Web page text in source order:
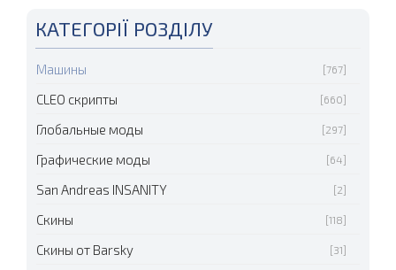
КАТЕГОРІЇ РОЗДІЛУ
Машины [767]
CLEO скрипты [660]
Глобальные моды [297]
Графические моды [64]
San Andreas INSANITY [2]
Скины [118]
Скины от Barsky [31]